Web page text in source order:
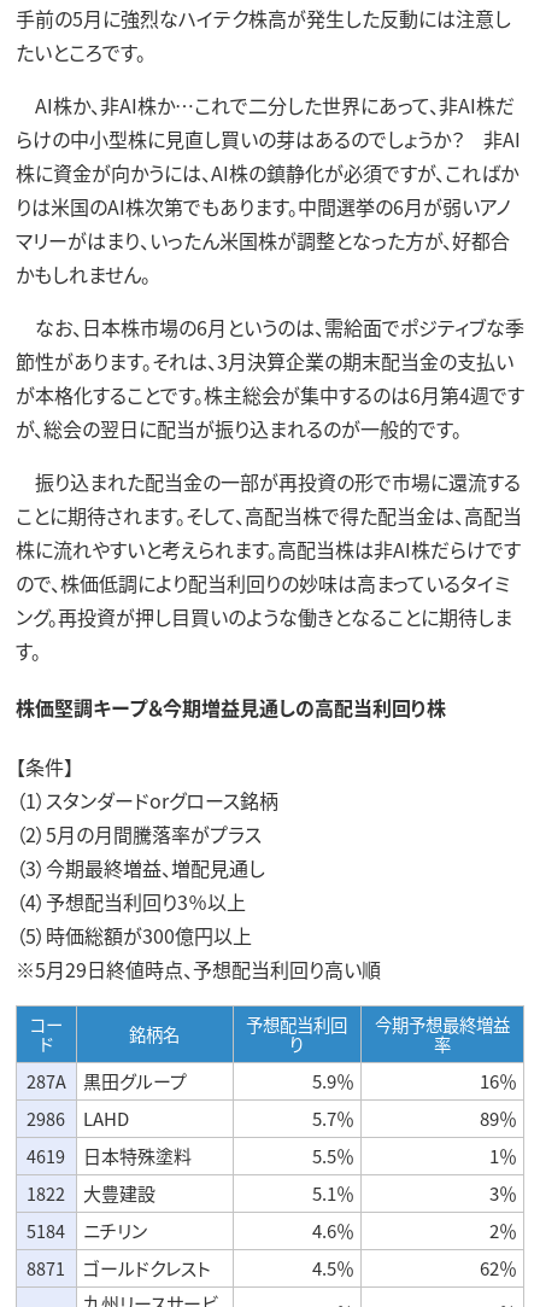
手前の5月に強烈なハイテク株高が発生した反動には注意し
たいところです。
AI株か、非AI株か…これで二分した世界にあって、非AI株だ
らけの中小型株に見直し買いの芽はあるのでしょうか？ 非AI
株に資金が向かうには、AI株の鎮静化が必須ですが、こればか
りは米国のAI株次第でもあります。中間選挙の6月が弱いアノ
マリーがはまり、いったん米国株が調整となった方が、好都合
かもしれません。
なお、日本株市場の6月というのは、需給面でポジティブな季
節性があります。それは、3月決算企業の期末配当金の支払い
が本格化することです。株主総会が集中するのは6月第4週です
が、総会の翌日に配当が振り込まれるのが一般的です。
振り込まれた配当金の一部が再投資の形で市場に還流する
ことに期待されます。そして、高配当株で得た配当金は、高配当
株に流れやすいと考えられます。高配当株は非AI株だらけです
ので、株価低調により配当利回りの妙味は高まっているタイミ
ング。再投資が押し目買いのような働きとなることに期待しま
す。
株価堅調キープ＆今期増益見通しの高配当利回り株
【条件】
（1）スタンダードorグロース銘柄
（2）5月の月間騰落率がプラス
（3）今期最終増益、増配見通し
（4）予想配当利回り3％以上
（5）時価総額が300億円以上
※5月29日終値時点、予想配当利回り高い順
コー
ド 銘柄名 予想配当利回
り
今期予想最終増益
率
287A
黒田グループ 5.9％
16％
2986
LAHD 5.7％
89％
4619
日本特殊塗料 5.5％
1％
1822
大豊建設 5.1％
3％
5184
ニチリン 4.6％
2％
8871
ゴールドクレスト 4.5％
62％